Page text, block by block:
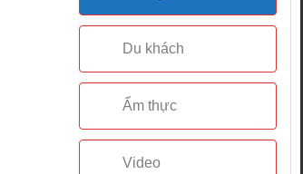
Du khách
Ẩm thực
Video